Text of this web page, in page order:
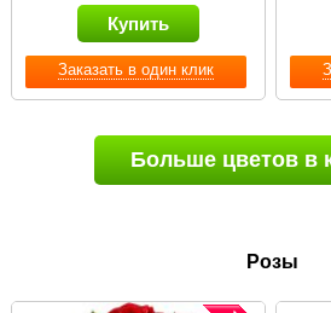
Заказать в один клик
Купить
Больше цветов в
Розы